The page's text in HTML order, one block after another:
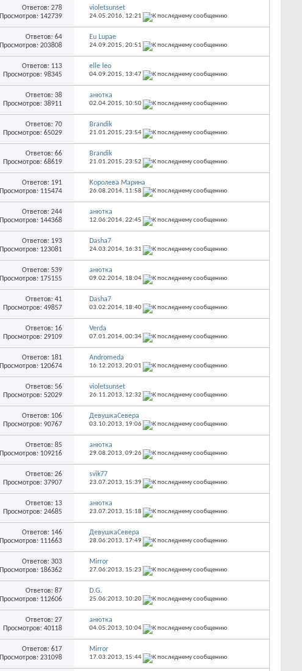
Ответов: 278
Просмотров: 142739
violetsunset
24.05.2016, 12:21
Ответов: 64
Просмотров: 203808
Eu Lupae
24.09.2015, 20:51
Ответов: 113
Просмотров: 98345
elle leo
04.09.2015, 13:47
Ответов: 38
Просмотров: 38911
анютка
02.04.2015, 10:50
Ответов: 70
Просмотров: 65029
Brandik
21.01.2015, 23:54
Ответов: 66
Просмотров: 68619
Brandik
21.01.2015, 23:52
Ответов: 191
Просмотров: 115474
Королева Марина
26.08.2014, 11:58
Ответов: 244
Просмотров: 144368
анютка
12.06.2014, 22:45
Ответов: 193
Просмотров: 123081
Dasha7
24.03.2014, 16:31
Ответов: 539
Просмотров: 175155
анютка
09.02.2014, 18:04
Ответов: 41
Просмотров: 49857
Dasha7
03.02.2014, 18:40
Ответов: 16
Просмотров: 29109
Verda
07.01.2014, 00:34
Ответов: 181
Просмотров: 120674
Andromeda
16.12.2013, 20:01
Ответов: 56
Просмотров: 52029
violetsunset
26.11.2013, 12:32
Ответов: 106
Просмотров: 90767
ДевушкаСевера
03.10.2013, 19:06
Ответов: 85
Просмотров: 109216
анютка
29.08.2013, 09:26
Ответов: 26
Просмотров: 37907
svik77
23.07.2013, 15:39
Ответов: 13
Просмотров: 24685
анютка
23.07.2013, 15:18
Ответов: 146
Просмотров: 111663
ДевушкаСевера
28.06.2013, 17:49
Ответов: 303
Просмотров: 186362
Mirror
27.06.2013, 15:23
Ответов: 87
Просмотров: 112606
D.G.
25.06.2013, 10:20
Ответов: 27
Просмотров: 40118
анютка
04.05.2013, 10:04
Ответов: 617
Просмотров: 231098
Mirror
17.03.2013, 15:44